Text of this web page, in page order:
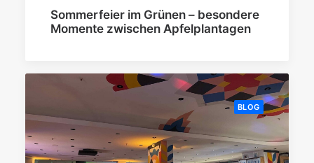
Sommerfeier im Grünen – besondere
Momente zwischen Apfelplantagen
BLOG